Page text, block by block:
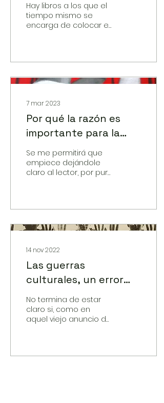
Hay libros a los que el
tiempo mismo se
encarga de colocar en
7 mar 2023
Por qué la razón es
importante para la
democracia
Se me permitirá que
empiece dejándole
claro al lector, por pura
vínculo...
14 nov 2022
Las guerras
culturales, un error
estratégico de la
izquierda
No termina de estar
claro si, como en
aquel viejo anuncio de